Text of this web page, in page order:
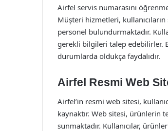
Airfel servis numarasını
Müşteri hizmetleri,
personel bulundurmaktadır.
gerekli bilgileri talep edebilirler.
durumlarda oldukça faydalıdır.
Airfel Resmi Web
Airfel’in resmi web sitesi,
kaynaktır. Web sitesi, ürünlerin
sunmaktadır. Kullanıcılar,